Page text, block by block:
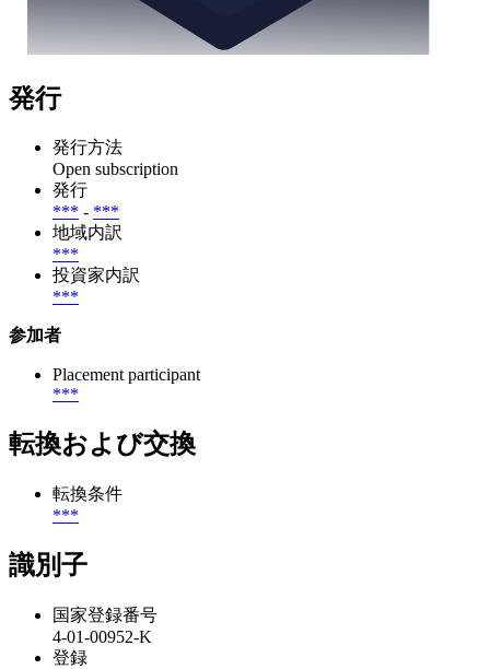
発行
発行方法
Open subscription
発行
*** - ***
地域内訳
***
投資家内訳
***
参加者
Placement participant
***
転換および交換
転換条件
***
識別子
国家登録番号
4-01-00952-K
登録